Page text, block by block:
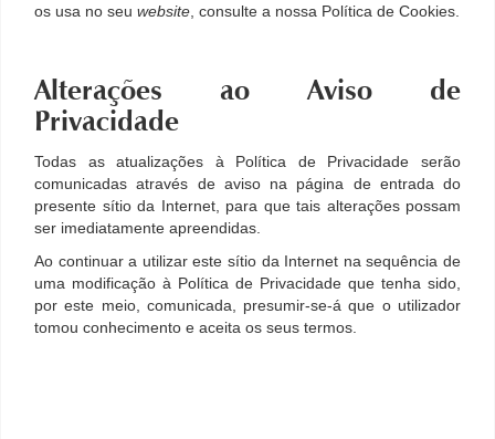
os usa no seu website , consulte a nossa Política de Cookies.
Alterações ao Aviso de
Privacidade
Todas as atualizações à Política de Privacidade serão
comunicadas através de aviso na página de entrada do
presente sítio da Internet, para que tais alterações possam
ser imediatamente apreendidas.
Ao continuar a utilizar este sítio da Internet na sequência de
uma modificação à Política de Privacidade que tenha sido,
por este meio, comunicada, presumir-se-á que o utilizador
tomou conhecimento e aceita os seus termos.